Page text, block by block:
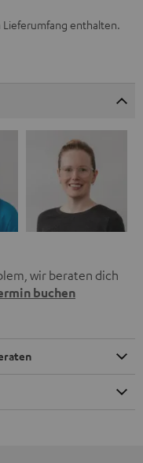
Lieferumfang enthalten.
wir beraten dich
buchen